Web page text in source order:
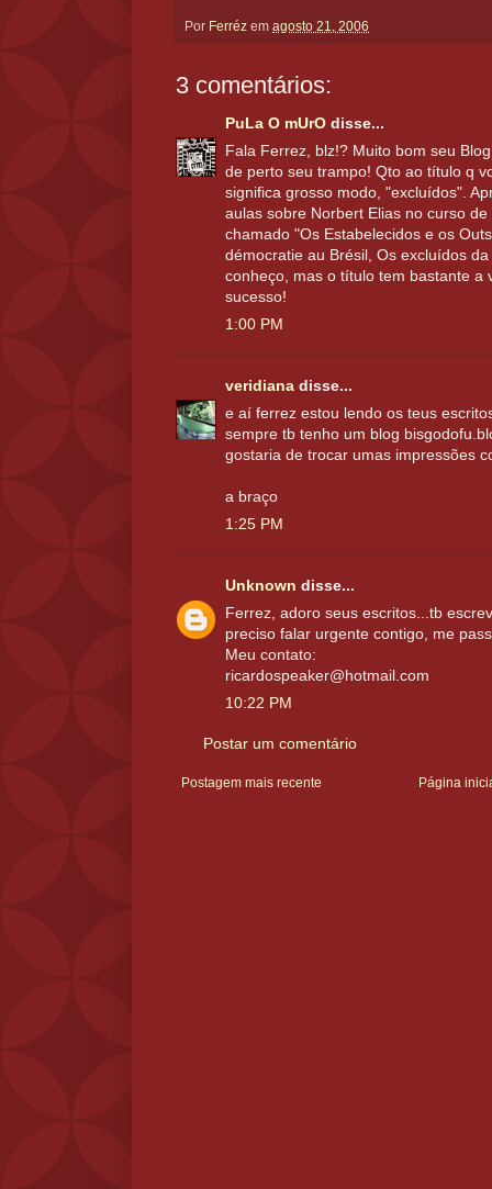
Por Ferréz em agosto 21, 2006
3 comentários:
PuLa O mUrO disse...
Fala Ferrez, blz!? Muito bom seu
de perto seu trampo! Qto ao título q
significa grosso modo, "excluídos".
aulas sobre Norbert Elias no curso
chamado "Os Estabelecidos e os
démocratie au Brésil, Os excluídos
conheço, mas o título tem bastante a
sucesso!
1:00 PM
veridiana disse...
e aí ferrez estou lendo os teus
sempre tb tenho um blog
gostaria de trocar umas impressões
a braço
1:25 PM
Unknown disse...
Ferrez, adoro seus escritos...tb
preciso falar urgente contigo, me
Meu contato:
ricardospeaker@hotmail.com
10:22 PM
Postar um comentário
Postagem mais recente Página